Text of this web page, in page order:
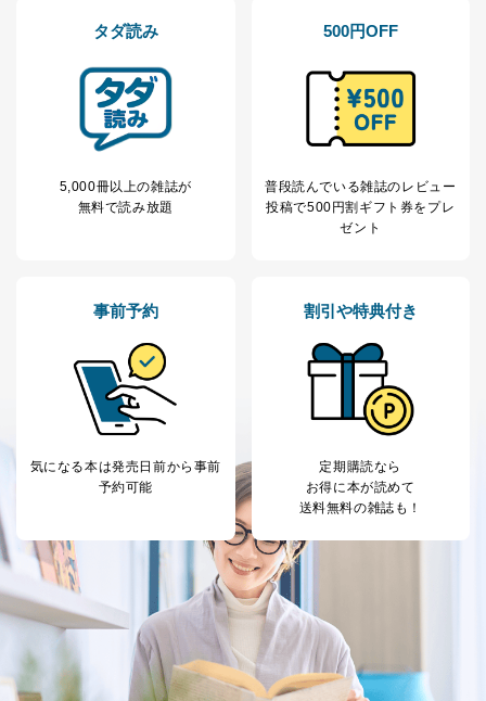
タダ読み
5,000冊以上の雑誌が
無料で読み放題
500円OFF
普段読んでいる雑誌のレビュー
投稿で500円割ギフト券をプレ
ゼント
事前予約
気になる本は発売日前から事前
予約可能
割引や特典付き
定期購読なら
お得に本が読めて
送料無料の雑誌も！